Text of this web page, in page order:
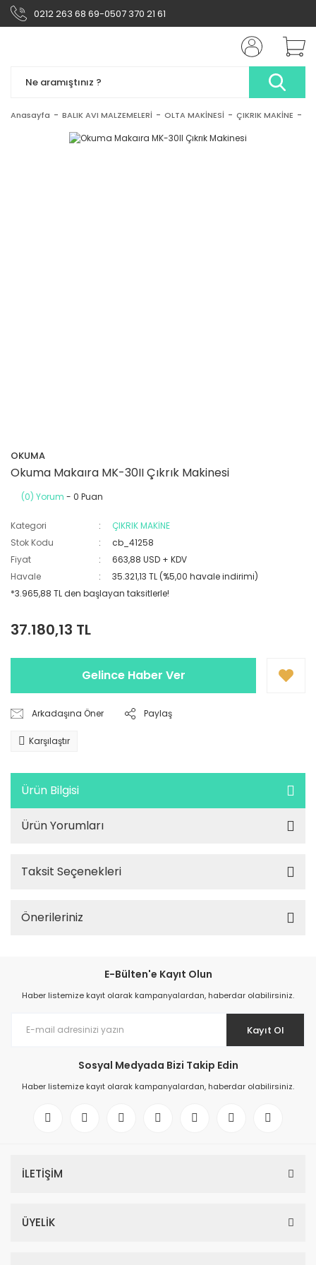
0212 263 68 69-0507 370 21 61
Anasayfa BALIK AVI MALZEMELERİ OLTA MAKİNESİ ÇIKRIK MAKİNE
OKUMA
Okuma Makaıra MK-30II Çıkrık Makinesi
(0) Yorum - 0 Puan
Kategori
ÇIKRIK MAKİNE
Stok Kodu
cb_41258
Fiyat
663,88 USD + KDV
Havale
35.321,13 TL (%5,00 havale indirimi)
*3.965,88 TL den başlayan taksitlerle!
37.180,13 TL
Gelince Haber Ver
Arkadaşına Öner Paylaş
Karşılaştır
Ürün Bilgisi
Ürün Yorumları
Taksit Seçenekleri
Önerileriniz
E-Bülten'e Kayıt Olun
Haber listemize kayıt olarak kampanyalardan, haberdar olabilirsiniz.
Kayıt Ol
Sosyal Medyada Bizi Takip Edin
Haber listemize kayıt olarak kampanyalardan, haberdar olabilirsiniz.
İLETİŞİM
ÜYELİK